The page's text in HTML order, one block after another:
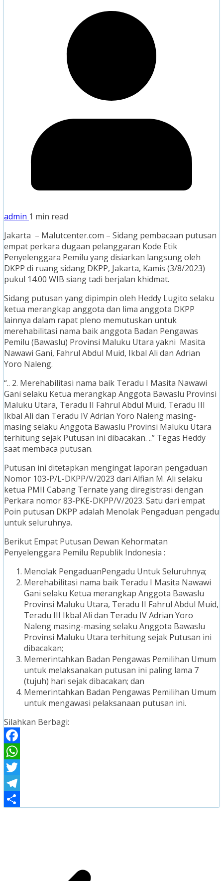
admin 1 min read
Jakarta – Malutcenter.com – Sidang pembacaan putusan
empat perkara dugaan pelanggaran Kode Etik
Penyelenggara Pemilu yang disiarkan langsung oleh
DKPP di ruang sidang DKPP, Jakarta, Kamis (3/8/2023)
pukul 14.00 WIB siang tadi berjalan khidmat.
Sidang putusan yang dipimpin oleh Heddy Lugito selaku
ketua merangkap anggota dan lima anggota DKPP
lainnya dalam rapat pleno memutuskan untuk
merehabilitasi nama baik anggota Badan Pengawas
Pemilu (Bawaslu) Provinsi Maluku Utara yakni Masita
Nawawi Gani, Fahrul Abdul Muid, Ikbal Ali dan Adrian
Yoro Naleng.
“.. 2. Merehabilitasi nama baik Teradu I Masita Nawawi
Gani selaku Ketua merangkap Anggota Bawaslu Provinsi
Maluku Utara, Teradu II Fahrul Abdul Muid, Teradu III
Ikbal Ali dan Teradu IV Adrian Yoro Naleng masing-
masing selaku Anggota Bawaslu Provinsi Maluku Utara
terhitung sejak Putusan ini dibacakan. ..” Tegas Heddy
saat membaca putusan.
Putusan ini ditetapkan mengingat laporan pengaduan
Nomor 103-P/L-DKPP/V/2023 dari Alfian M. Ali selaku
ketua PMII Cabang Ternate yang diregistrasi dengan
Perkara nomor 83-PKE-DKPP/V/2023. Satu dari empat
Poin putusan DKPP adalah Menolak Pengaduan pengadu
untuk seluruhnya.
Berikut Empat Putusan Dewan Kehormatan
Penyelenggara Pemilu Republik Indonesia :
Menolak PengaduanPengadu Untuk Seluruhnya;
Merehabilitasi nama baik Teradu I Masita Nawawi
Gani selaku Ketua merangkap Anggota Bawaslu
Provinsi Maluku Utara, Teradu II Fahrul Abdul Muid,
Teradu III Ikbal Ali dan Teradu IV Adrian Yoro
Naleng masing-masing selaku Anggota Bawaslu
Provinsi Maluku Utara terhitung sejak Putusan ini
dibacakan;
Memerintahkan Badan Pengawas Pemilihan Umum
untuk melaksanakan putusan ini paling lama 7
(tujuh) hari sejak dibacakan; dan
Memerintahkan Badan Pengawas Pemilihan Umum
untuk mengawasi pelaksanaan putusan ini.
Silahkan Berbagi:
Facebook
WhatsApp
Twitter
Telegram